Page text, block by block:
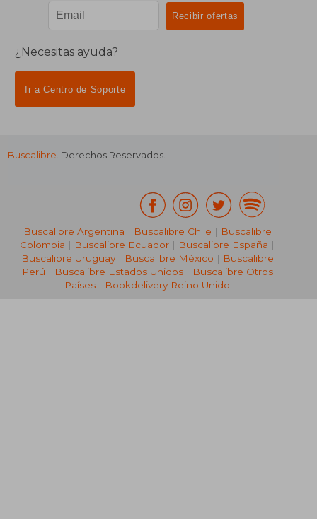
₡ 11.747
¿Necesitas ayuda?
Ir a Centro de Soporte
Buscalibre. Derechos Reservados.
Buscalibre Argentina | Buscalibre Chile | Buscalibre
Colombia | Buscalibre Ecuador | Buscalibre España |
Buscalibre Uruguay| Buscalibre México | Buscalibre
Perú | Buscalibre Estados Unidos| Buscalibre Otros
Países | Bookdelivery Reino Unido